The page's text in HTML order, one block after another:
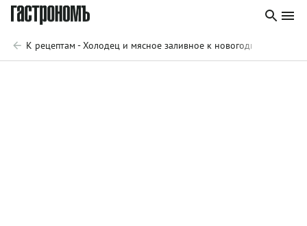
К рецептам - Холодец и мясное заливное к новогоднему столу